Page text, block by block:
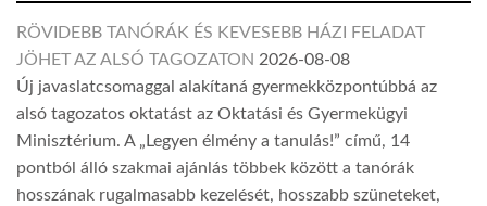
RÖVIDEBB TANÓRÁK ÉS KEVESEBB HÁZI FELADAT
JÖHET AZ ALSÓ TAGOZATON 2026-08-08
Új javaslatcsomaggal alakítaná gyermekközpontúbbá az
alsó tagozatos oktatást az Oktatási és Gyermekügyi
Minisztérium. A „Legyen élmény a tanulás!” című, 14
pontból álló szakmai ajánlás többek között a tanórák
hosszának rugalmasabb kezelését, hosszabb szüneteket,